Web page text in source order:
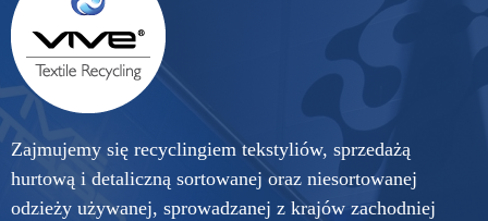
Zajmujemy się recyclingiem tekstyliów, sprzedażą
hurtową i detaliczną sortowanej oraz niesortowanej
odzieży używanej, sprowadzanej z krajów zachodniej